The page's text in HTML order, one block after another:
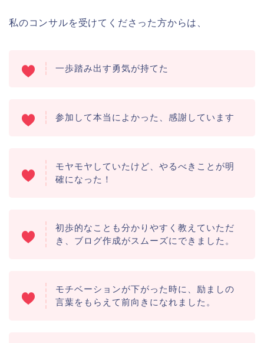
私のコンサルを受けてくださった方からは、
一歩踏み出す勇気が持てた
参加して本当によかった、感謝しています
モヤモヤしていたけど、やるべきことが明
確になった！
初歩的なことも分かりやすく教えていただ
き、ブログ作成がスムーズにできました。
モチベーションが下がった時に、励ましの
言葉をもらえて前向きになれました。